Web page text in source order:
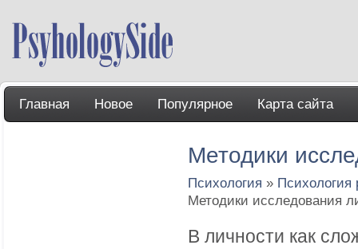
Главная Новое Популярное Карта сайта
Методики
Психология »
Методики исследования
В личности как